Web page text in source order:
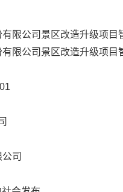
限公司景区改造升级项
限公司景区改造升级项目
司